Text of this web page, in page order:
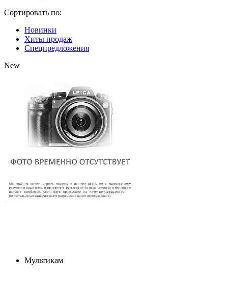
Сортировать по:
Новинки
Хиты продаж
Спецпредложения
New
Мультикам